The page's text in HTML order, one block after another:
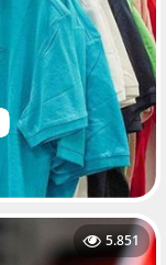
5.851